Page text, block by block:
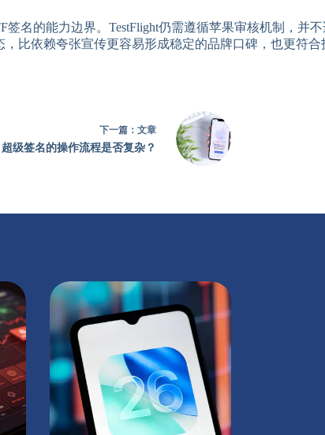
名的能力边界。TestFlight仍需遵循苹果审核机制，并
比依赖夸张宣传更容易形成稳定的品牌口碑，也更符合
下一篇： 文章
超级签名的操作流程是否复杂？